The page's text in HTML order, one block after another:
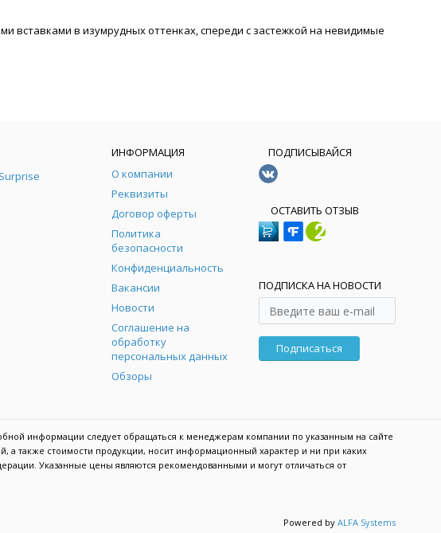
вставками в изумрудных оттенках, спереди с застежкой на невидимые
ИНФОРМАЦИЯ
О компании
Реквизиты
Договор оферты
Политика
безопасности
Конфиденциальность
Вакансии
Новости
Соглашение на
обработку
персональных данных
Обзоры
ПОДПИСЫВАЙСЯ
ОСТАВИТЬ ОТЗЫВ
ПОДПИСКА НА НОВОСТИ
Подписаться
информации следует обращаться к менеджерам компании по указанным на сайте
а также стоимости продукции, носит информационный характер и ни при каких
Указанные цены являются рекомендованными и могут отличаться от
Powered by ALFA Systems